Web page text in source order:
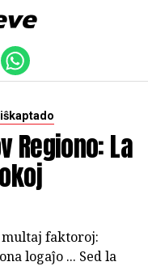
Regiono: La
multaj faktoroj:
logaĵo ... Sed la